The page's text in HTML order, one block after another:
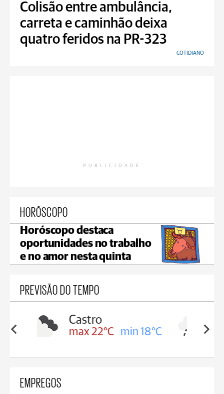
Colisão entre ambulância,
carreta e caminhão deixa
quatro feridos na PR-323
COTIDIANO
PUBLICIDADE
HORÓSCOPO
Horóscopo destaca
oportunidades no trabalho
e no amor nesta quinta
PREVISÃO DO TEMPO
18°C
Carambeí
max 21°C min 18°C
EMPREGOS